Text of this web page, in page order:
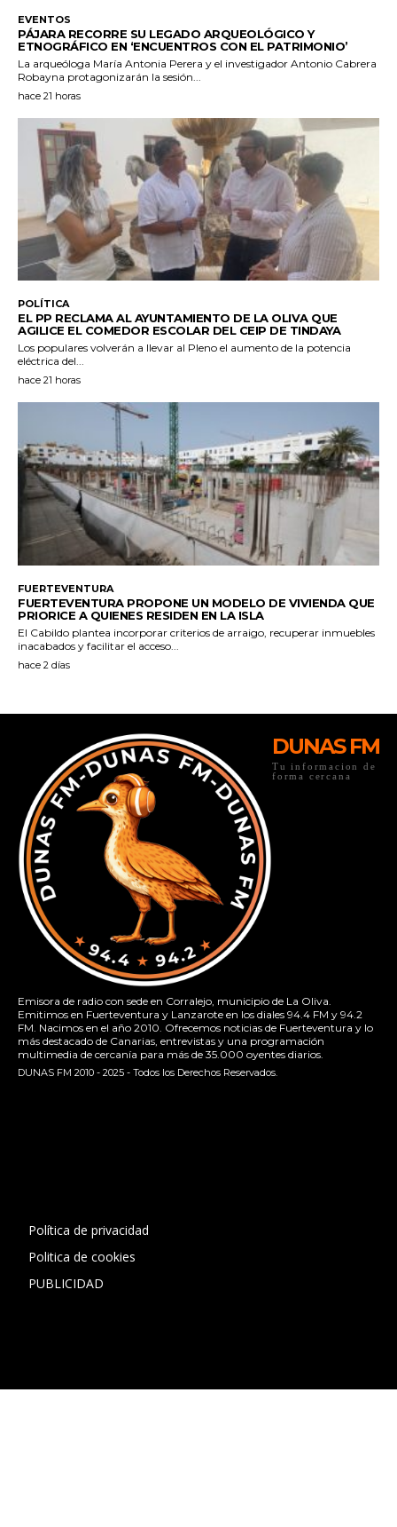
DUNAS FM
Tu informacion de
forma cercana
Emisora de radio con sede en Corralejo, municipio de La Oliva.
Emitimos en Fuerteventura y Lanzarote en los diales 94.4 FM y 94.2
FM. Nacimos en el año 2010. Ofrecemos noticias de Fuerteventura y lo
más destacado de Canarias, entrevistas y una programación
multimedia de cercanía para más de 35.000 oyentes diarios.
DUNAS FM 2010 - 2025 - Todos los Derechos Reservados.
Política de privacidad
Politica de cookies
PUBLICIDAD